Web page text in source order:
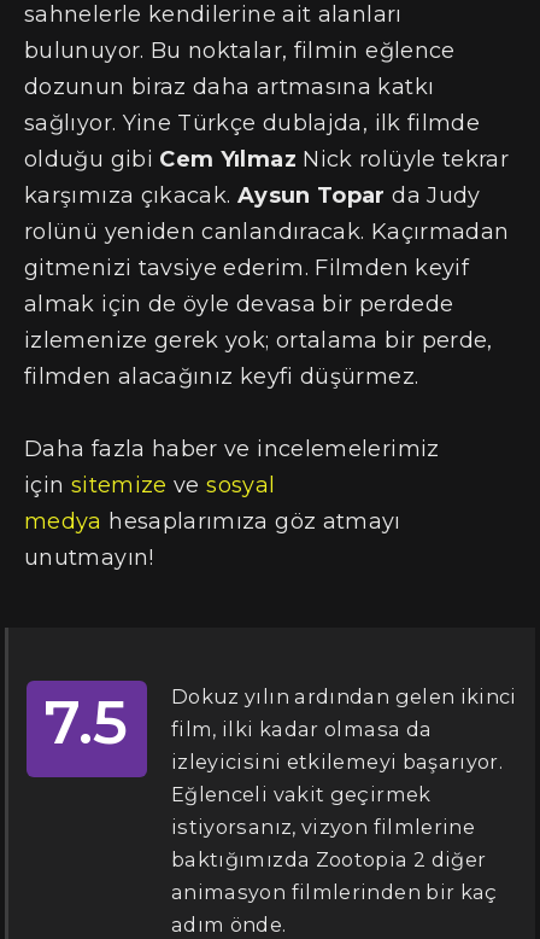
sahnelerle kendilerine ait alanları
bulunuyor. Bu noktalar, filmin eğlence
dozunun biraz daha artmasına katkı
sağlıyor. Yine Türkçe dublajda, ilk filmde
olduğu gibi Cem Yılmaz Nick rolüyle tekrar
karşımıza çıkacak. Aysun Topar da Judy
rolünü yeniden canlandıracak. Kaçırmadan
gitmenizi tavsiye ederim. Filmden keyif
almak için de öyle devasa bir perdede
izlemenize gerek yok; ortalama bir perde,
filmden alacağınız keyfi düşürmez.
Daha fazla haber ve incelemelerimiz
için sitemize vesosyal
medya hesaplarımıza göz atmayı
unutmayın!
7.5
Dokuz yılın ardından gelen ikinci
film, ilki kadar olmasa da
izleyicisini etkilemeyi başarıyor.
Eğlenceli vakit geçirmek
istiyorsanız, vizyon filmlerine
baktığımızda Zootopia 2 diğer
animasyon filmlerinden bir kaç
adım önde.